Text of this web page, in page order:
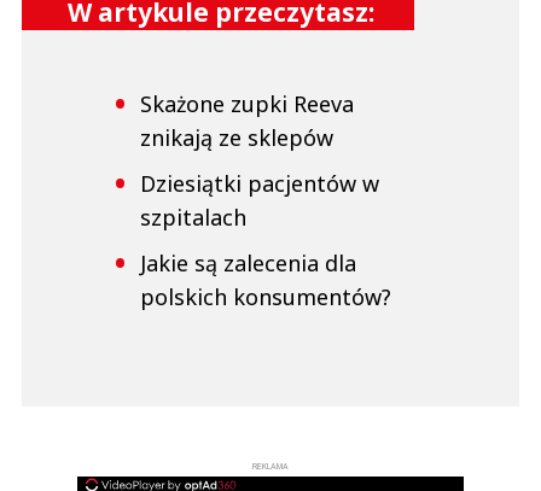
W artykule przeczytasz:
Skażone zupki Reeva
znikają ze sklepów
Dziesiątki pacjentów w
szpitalach
Jakie są zalecenia dla
polskich konsumentów?
REKLAMA